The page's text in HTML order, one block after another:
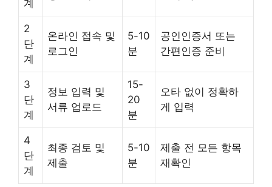
계
2
단
계
온라인 접속 및
로그인
5-10
분
공인인증서 또는
간편인증 준비
3
단
계
정보 입력 및
서류 업로드
15-
20
분
오타 없이 정확하
게 입력
4
단
계
최종 검토 및
제출
5-10
분
제출 전 모든 항목
재확인